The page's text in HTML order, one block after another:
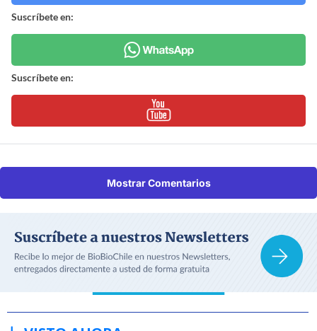
Suscríbete en:
Suscríbete en:
Mostrar Comentarios